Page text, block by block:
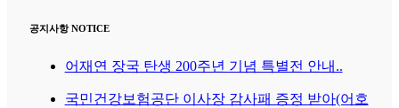
공지사항 NOTICE
어재연 장국 탄생 200주년 기념 특별전 안내..
국민건강보험공단 이사장 감사패 증정 받아(어호